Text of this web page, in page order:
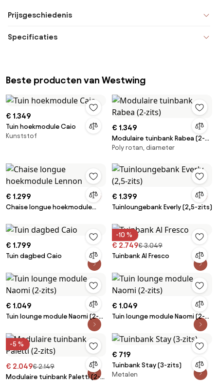
Prijsgeschiedenis
Specificaties
Beste producten van Westwing
€ 1.349
Tuin hoekmodule Caio
Kunststof
€ 1.349
Modulaire tuinbank Rabea (2-
zits)
Poly rotan, diameter
€ 1.299
Chaise longue hoekmodule
€ 1.399
Tuinloungebank Everly (2,5-zits)
€ 1.799
Tuin dagbed Caio
-10 %
€ 2.749€ 3.049
Tuinbank Al Fresco
€ 1.049
Tuin lounge module Naomi (2-
€ 1.049
Tuin lounge module Naomi (2-
-5 %
€ 2.049€ 2.149
Modulaire tuinbank Paletti (2-
€ 719
Tuinbank Stay (3-zits)
Metalen